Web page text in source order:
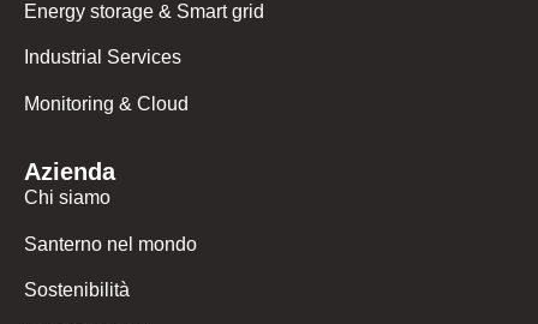
Energy storage & Smart grid
Industrial Services
Monitoring & Cloud
Azienda
Chi siamo
Santerno nel mondo
Sostenibilità